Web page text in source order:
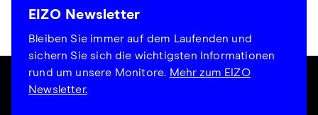
EIZO Newsletter
Bleiben Sie immer auf dem Laufenden und
sichern Sie sich die wichtigsten Informationen
rund um unsere Monitore. Mehr zum EIZO
Newsletter.